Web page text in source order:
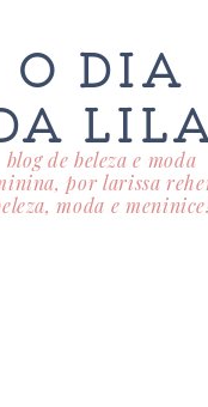
O DIA
blog de beleza e moda
por larissa
moda e